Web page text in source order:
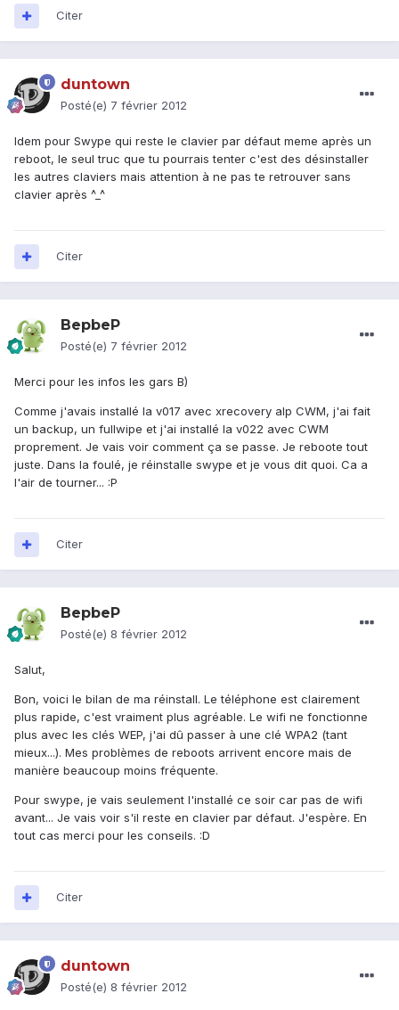
Citer
duntown
Posté(e) 7 février 2012
Idem pour Swype qui reste le clavier par défaut meme après un
reboot, le seul truc que tu pourrais tenter c'est des désinstaller
les autres claviers mais attention à ne pas te retrouver sans
clavier après ^_^
Citer
BepbeP
Posté(e) 7 février 2012
Merci pour les infos les gars B)
Comme j'avais installé la v017 avec xrecovery alp CWM, j'ai fait
un backup, un fullwipe et j'ai installé la v022 avec CWM
proprement. Je vais voir comment ça se passe. Je reboote tout
juste. Dans la foulé, je réinstalle swype et je vous dit quoi. Ca a
l'air de tourner... :P
Citer
BepbeP
Posté(e) 8 février 2012
Salut,
Bon, voici le bilan de ma réinstall. Le téléphone est clairement
plus rapide, c'est vraiment plus agréable. Le wifi ne fonctionne
plus avec les clés WEP, j'ai dû passer à une clé WPA2 (tant
mieux...). Mes problèmes de reboots arrivent encore mais de
manière beaucoup moins fréquente.
Pour swype, je vais seulement l'installé ce soir car pas de wifi
avant... Je vais voir s'il reste en clavier par défaut. J'espère. En
tout cas merci pour les conseils. :D
Citer
duntown
Posté(e) 8 février 2012